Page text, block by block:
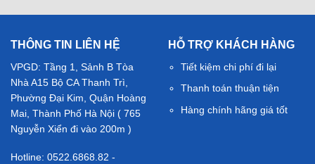
THÔNG TIN LIÊN HỆ
VPGD: Tầng 1, Sảnh B Tòa
Nhà A15 Bộ CA Thanh Trì,
Phường Đại Kim, Quận Hoàng
Mai, Thành Phố Hà Nội ( 765
Nguyễn Xiển đi vào 200m )
Hotline: 0522.6868.82 -
HỖ TRỢ KHÁCH HÀNG
Tiết kiệm chi phí đi lại
Thanh toán thuận tiện
Hàng chính hãng giá tốt